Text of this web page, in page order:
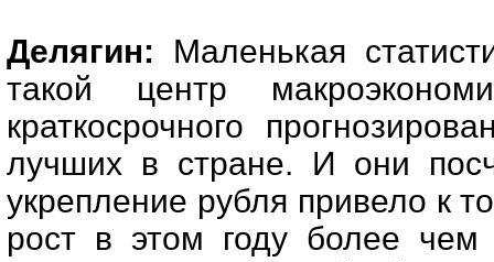
Делягин: Маленькая
такой центр
краткосрочного
лучших в стране. И они
укрепление рубля привело к
рост в этом году более чем